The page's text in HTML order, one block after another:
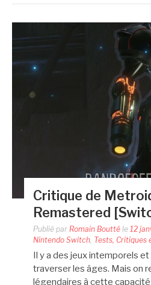
Critique de
Remastered
Publié par Romain Boutté le 12
Nintendo Switch, Tests, Critiques
Il y a des jeux intemporels et
traverser les âges. Mais on
légendaires à cette capacité